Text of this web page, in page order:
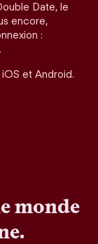
Date, le
encore,
:
et Android.
monde